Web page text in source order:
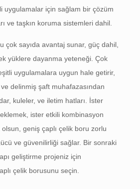
uygulamalar için sağlam bir çözüm
ve taşkın koruma sistemleri dahil.
çok sayıda avantaj sunar, güç dahil,
yüklere dayanma yeteneği. Çok
uygulamalara uygun hale getirir,
delinmiş şaft muhafazasından
kuleler, ve iletim hatları. İster
ister etkili kombinasyon
geniş çaplı çelik boru zorlu
ve güvenilirliği sağlar. Bir sonraki
geliştirme projeniz için
çelik borusunu seçin.